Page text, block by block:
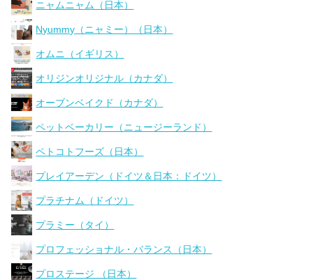
ニャムニャム（日本）
Nyummy（ニャミー）（日本）
オムニ（イギリス）
オリジンオリジナル（カナダ）
オーブンベイクド（カナダ）
ペットベーカリー（ニュージーランド）
ペトコトフーズ（日本）
プレイアーデン（ドイツ＆日本：ドイツ）
プラチナム（ドイツ）
プラミー（タイ）
プロフェッショナル・バランス（日本）
プロステージ （日本）